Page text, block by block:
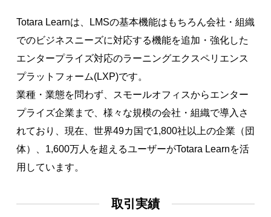
Totara Learnは、LMSの基本機能はもちろん会社・組織
でのビジネスニーズに対応する機能を追加・強化した
エンタープライズ対応のラーニングエクスペリエンス
プラットフォーム(LXP)です。
業種・業態を問わず、スモールオフィスからエンター
プライズ企業まで、様々な規模の会社・組織で導入さ
れており、現在、世界49カ国で1,800社以上の企業（団
体）、1,600万人を超えるユーザーがTotara Learnを活
用しています。
取引実績